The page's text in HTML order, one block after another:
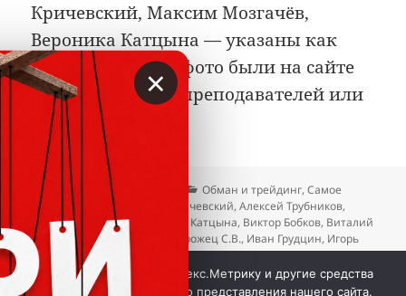
Кричевский, Максим Мозгачёв,
Вероника Катцына — указаны как
лица, чьи имена/фото были на сайте
АУФИ в качестве преподавателей или
экспертов.
Опубликовано
30.04.2026 Рубрики
Обман и трейдинг,Самое
интересное
Алексей Кричевский,Алексей Трубников,
Арсений Дадашев
Вероника Катцына, Виктор Бобков, Виталий
Фидуров
Володин В.В. Запорожец С.В., Иван Грудцин, Игорь
Литов
Илья Запорожский Максим Мозгачёв,Михаил
Кошевский
Добавить комментарийк записи Борец с
Мы используем куки, Яндекс.Метрику и другие средства
аналитики для наилучшего представления нашего сайта.
×